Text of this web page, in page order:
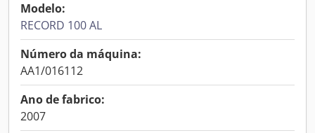
Modelo:
RECORD 100 AL
Número da máquina:
AA1/016112
Ano de fabrico:
2007